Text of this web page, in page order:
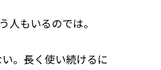
人もいるのでは。
。長く使い続けるに